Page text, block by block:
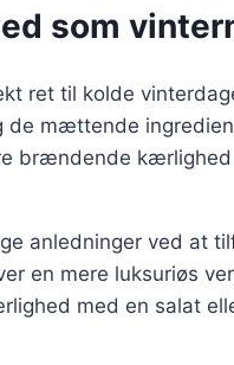
som
ret til kolde
mættende
brændende
anledninger ved at
en mere luksuriøs
med en salat